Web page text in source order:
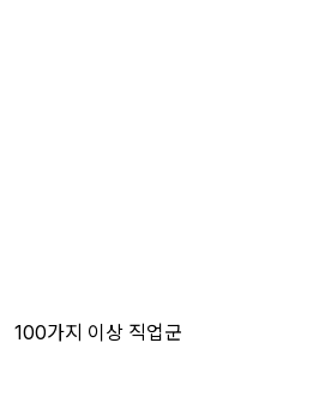
100가지 이상 직업군